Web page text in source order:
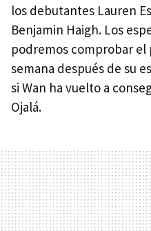
los debutantes Lauren
Benjamin Haigh. Los
podremos comprobar el
semana después de su
si Wan ha vuelto a
Ojalá.